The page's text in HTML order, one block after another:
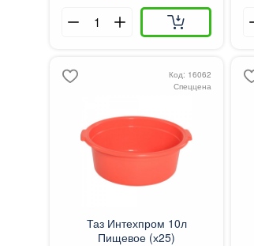
Код: 16062
Спеццена
Таз Интехпром 10л
Пищевое (х25)